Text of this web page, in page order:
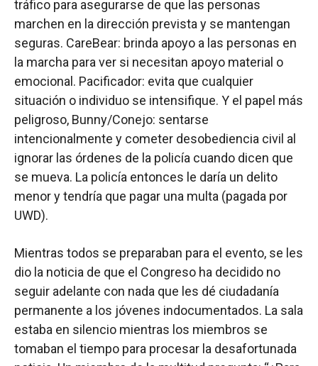
tráfico para asegurarse de que las personas
marchen en la dirección prevista y se mantengan
seguras. CareBear: brinda apoyo a las personas en
la marcha para ver si necesitan apoyo material o
emocional. Pacificador: evita que cualquier
situación o individuo se intensifique. Y el papel más
peligroso, Bunny/Conejo: sentarse
intencionalmente y cometer desobediencia civil al
ignorar las órdenes de la policía cuando dicen que
se mueva. La policía entonces le daría un delito
menor y tendría que pagar una multa (pagada por
UWD).
Mientras todos se preparaban para el evento, se les
dio la noticia de que el Congreso ha decidido no
seguir adelante con nada que les dé ciudadanía
permanente a los jóvenes indocumentados. La sala
estaba en silencio mientras los miembros se
tomaban el tiempo para procesar la desafortunada